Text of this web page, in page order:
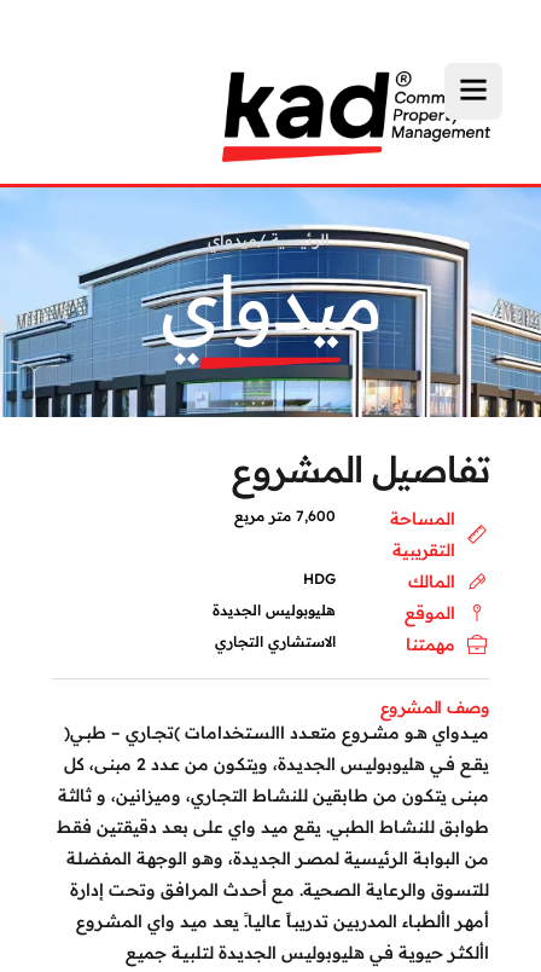
الرئيسية /ميدواي
ميدواي
تفاصيل المشروع
المساحة
التقريبية
7,600 متر مربع
المالك HDG
الموقع هليوبوليس الجديدة
مهمتنا الاستشاري التجاري
وصف المشروع
ميــدواي هــو مشــروع متعــدد االســتخدامات )تجــاري – طبــي(
يقــع فــي هليوبوليــس الجديـدة، ويتكـون مـن عـدد 2 مبنـى، كل
مبنـى يتكـون مـن طابقيـن للنشـاط التجـاري، وميزانيـن، و ثالثـة
طوابـق للنشـاط الطبـي. يقـع ميـد واي علـى بعـد دقيقتيـن فقـط
مـن البوابـة الرئيسـية لمصـر الجديـدة، وهـو الوجهـة المفضلـة
للتسـوق والرعايـة الصحيـة. مـع أحـدث المرافـق وتحـت إدارة
أمهـر األطبـاء المدربيـن تدريبـاً عاليـا.ً يعـد ميـد واي المشـروع
األكثـر حيويـة فـي هليوبوليـس الجديـدة لتلبيـة جميـع